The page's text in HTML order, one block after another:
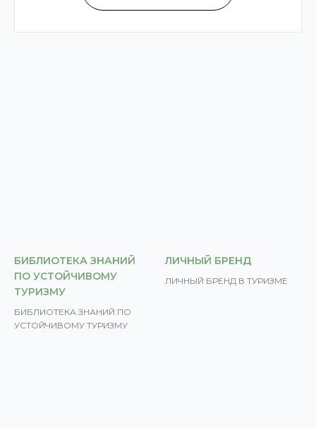
БИБЛИОТЕКА ЗНАНИЙ
ПО УСТОЙЧИВОМУ
ТУРИЗМУ
БИБЛИОТЕКА ЗНАНИЙ ПО
УСТОЙЧИВОМУ ТУРИЗМУ
ЛИЧНЫЙ БРЕНД
ЛИЧНЫЙ БРЕНД В ТУРИЗМЕ